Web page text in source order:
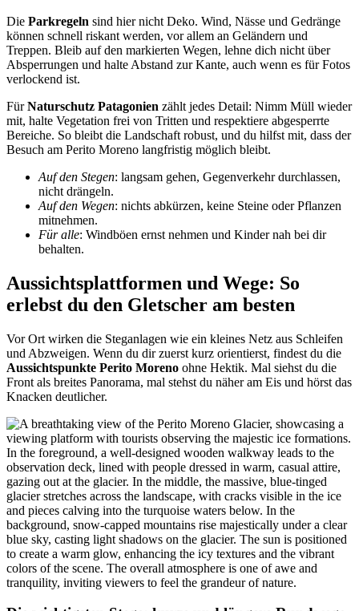
Die Parkregeln sind hier nicht Deko. Wind, Nässe und Gedränge
können schnell riskant werden, vor allem an Geländern und
Treppen. Bleib auf den markierten Wegen, lehne dich nicht über
Absperrungen und halte Abstand zur Kante, auch wenn es für Fotos
verlockend ist.
FürNaturschutz Patagonien zählt jedes Detail: Nimm Müll wieder
mit, halte Vegetation frei von Tritten und respektiere abgesperrte
Bereiche. So bleibt die Landschaft robust, und du hilfst mit, dass der
Besuch am Perito Moreno langfristig möglich bleibt.
Auf den Stegen: langsam gehen, Gegenverkehr durchlassen,
nicht drängeln.
Auf den Wegen: nichts abkürzen, keine Steine oder Pflanzen
mitnehmen.
Für alle: Windböen ernst nehmen und Kinder nah bei dir
behalten.
Aussichtsplattformen und Wege: So
erlebst du den Gletscher am besten
Vor Ort wirken die Steganlagen wie ein kleines Netz aus Schleifen
und Abzweigen. Wenn du dir zuerst kurz orientierst, findest du die
Aussichtspunkte Perito Moreno ohne Hektik. Mal siehst du die
Front als breites Panorama, mal stehst du näher am Eis und hörst das
Knacken deutlicher.